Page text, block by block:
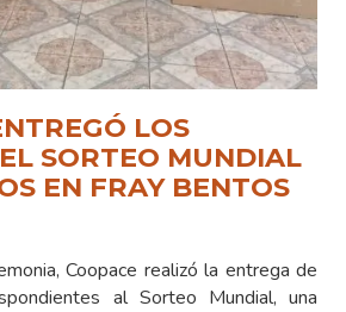
LOS
SORTEO MUNDIAL
EN FRAY BENTOS
Coopace realizó la entrega de
al Sorteo Mundial, una